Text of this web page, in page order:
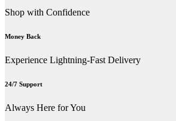
Shop with Confidence
Money Back
Experience Lightning-Fast Delivery
24/7 Support
Always Here for You